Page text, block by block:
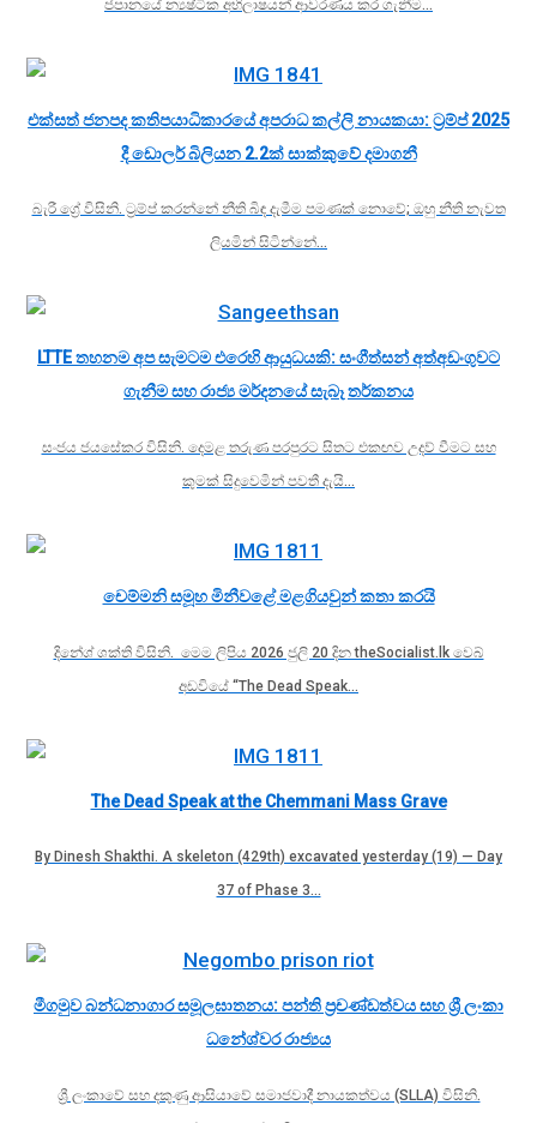
ජපානයේ න්‍යෂ්ටික අභිලාෂයන් ආවරණය කර ගැනීම…
එක්සත් ජනපද කතිපයාධිකාරයේ අපරාධ කල්ලි නායකයා: ට්‍රම්ප් 2025
දී ඩොලර් බිලියන 2.2ක් සාක්කුවේ දමාගනී
බැරී ග්‍රේ විසිනි. ට්‍රම්ප් කරන්නේ නීති බිඳ දැමීම පමණක් නොවේ; ඔහු නීති නැවත
ලියමින් සිටින්නේ…
LTTE තහනම අප සැමටම එරෙහි ආයුධයකි: සංගීත්සන් අත්අඩංගුවට
ගැනීම සහ රාජ්‍ය මර්දනයේ සැබෑ තර්කනය
සංජය ජයසේකර විසිනි. දෙමළ තරුණ පරපුරට සිතට එකඟව උදව් වීමට සහ
කුමක් සිදුවෙමින් පවතී දැයි…
චෙම්මනි සමූහ මිනීවළේ මළගියවුන් කතා කරයි
දිනේශ් ශක්ති විසිනි. මෙම ලිපිය 2026 ජුලි 20 දින theSocialist.lk වෙබ්
අඩවියේ “The Dead Speak…
The Dead Speak at the Chemmani Mass Grave
By Dinesh Shakthi. A skeleton (429th) excavated yesterday (19) — Day
37 of Phase 3…
මීගමුව බන්ධනාගාර සමූලඝාතනය: පන්ති ප්‍රචණ්ඩත්වය සහ ශ්‍රී ලංකා
ධනේශ්වර රාජ්‍යය
ශ්‍රී ලංකාවේ සහ දකුණු ආසියාවේ සමාජවාදී නායකත්වය (SLLA) විසිනි.